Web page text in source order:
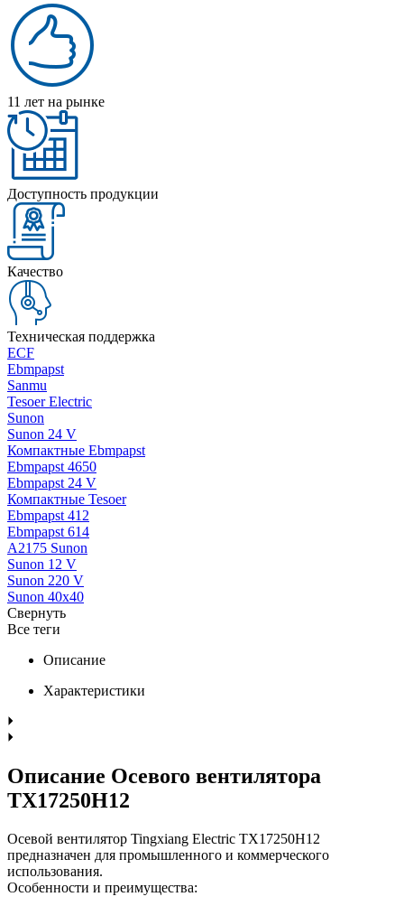
11 лет на рынке
Доступность продукции
Качество
Техническая поддержка
ECF
Ebmpapst
Sanmu
Tesoer Electric
Sunon
Sunon 24 V
Компактные Ebmpapst
Ebmpapst 4650
Ebmpapst 24 V
Компактные Tesoer
Ebmpapst 412
Ebmpapst 614
A2175 Sunon
Sunon 12 V
Sunon 220 V
Sunon 40x40
Свернуть
Все теги
Описание
Характеристики
Описание Осевого вентилятора
TX17250H12
Осевой вентилятор Tingxiang Electric TX17250H12
предназначен для промышленного и коммерческого
использования.
Особенности и преимущества: